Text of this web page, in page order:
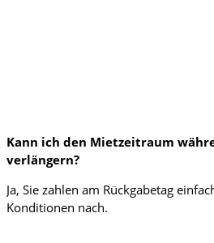
Kann ich den Mietzeitraum
verlängern?
Ja, Sie zahlen am Rückgabetag
Konditionen nach.